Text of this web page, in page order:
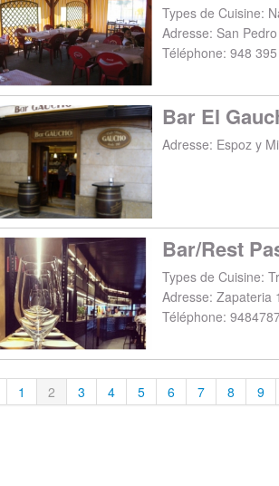
Types de Cuisine:
Adresse: San
Téléphone: 948
Bar El
Adresse: Espoz y
Bar/Rest
Types de Cuisine:
Adresse: Zapateria
Téléphone:
1 2 3 4 5 6 7 8 9